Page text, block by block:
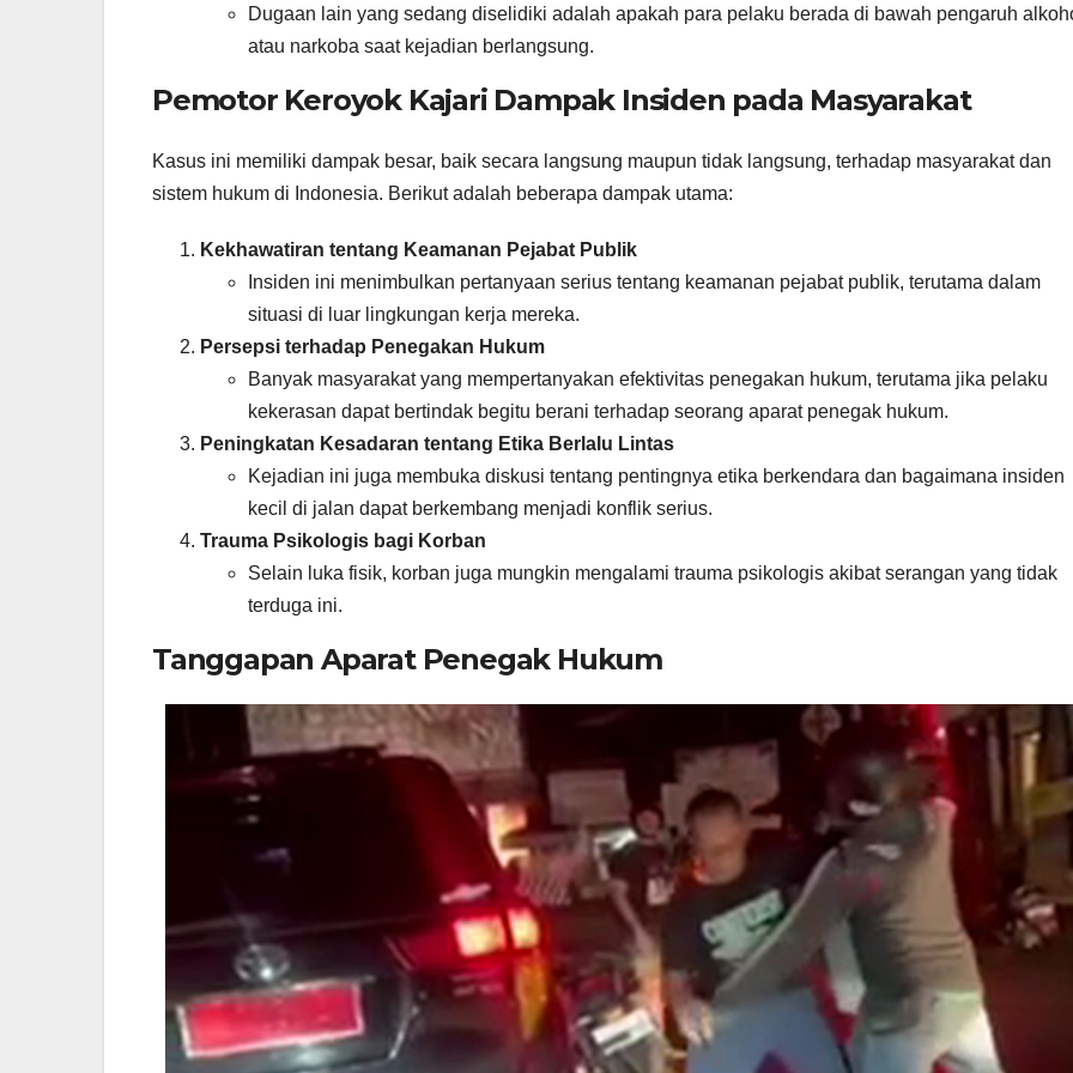
Dugaan lain yang sedang diselidiki adalah apakah para pelaku berada di bawah pengaruh
atau narkoba saat kejadian berlangsung.
Pemotor Keroyok Kajari Dampak Insiden pada Masyarakat
Kasus ini memiliki dampak besar, baik secara langsung maupun tidak langsung, terhadap masyarakat dan
sistem hukum di Indonesia. Berikut adalah beberapa dampak utama:
Kekhawatiran tentang Keamanan Pejabat Publik
Insiden ini menimbulkan pertanyaan serius tentang keamanan pejabat publik, terutama dalam
situasi di luar lingkungan kerja mereka.
Persepsi terhadap Penegakan Hukum
Banyak masyarakat yang mempertanyakan efektivitas penegakan hukum, terutama jika pelaku
kekerasan dapat bertindak begitu berani terhadap seorang aparat penegak hukum.
Peningkatan Kesadaran tentang Etika Berlalu Lintas
Kejadian ini juga membuka diskusi tentang pentingnya etika berkendara dan bagaimana insiden
kecil di jalan dapat berkembang menjadi konflik serius.
Trauma Psikologis bagi Korban
Selain luka fisik, korban juga mungkin mengalami trauma psikologis akibat serangan yang tidak
terduga ini.
Tanggapan Aparat Penegak Hukum